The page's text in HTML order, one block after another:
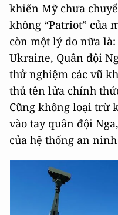
khiến Mỹ chưa
không “Patriot” của
còn một lý do nữa
Ukraine, Quân đội
thử nghiệm các vũ
thủ tên lửa chính
Cũng không loại trừ
vào tay quân đội
của hệ thống an